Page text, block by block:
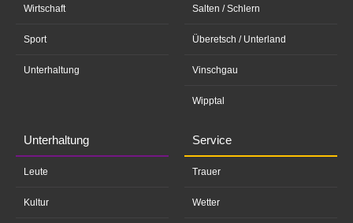
Wirtschaft
Sport
Unterhaltung
Salten / Schlern
Überetsch / Unterland
Vinschgau
Wipptal
Unterhaltung
Leute
Kultur
Service
Trauer
Wetter